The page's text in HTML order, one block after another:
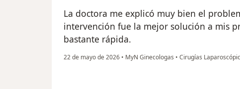
La doctora me explicó muy bien el
intervención fue la mejor solución a mis
bastante rápida.
22 de mayo de 2026 • MyN Ginecologas • Cirugías